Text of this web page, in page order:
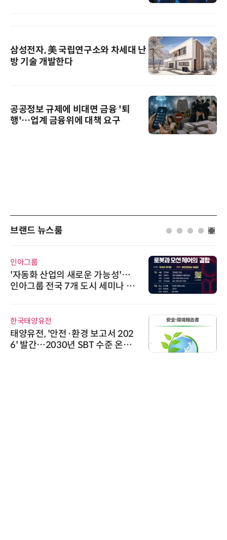
삼성전자, 美 국립연구소와 차세대 난
방 기술 개발한다
공공정보 규제에 비대면 금융 '퇴
행'…업계 금융위에 대책 요구
브랜드 뉴스룸
인아그룹
'자동화 산업의 새로운 가능성'…
인아그룹 전국 7개 도시 세미나 페
한국태양유전
태양유전, '안전·환경 보고서 202
6' 발간…2030년 SBT 수준 온실